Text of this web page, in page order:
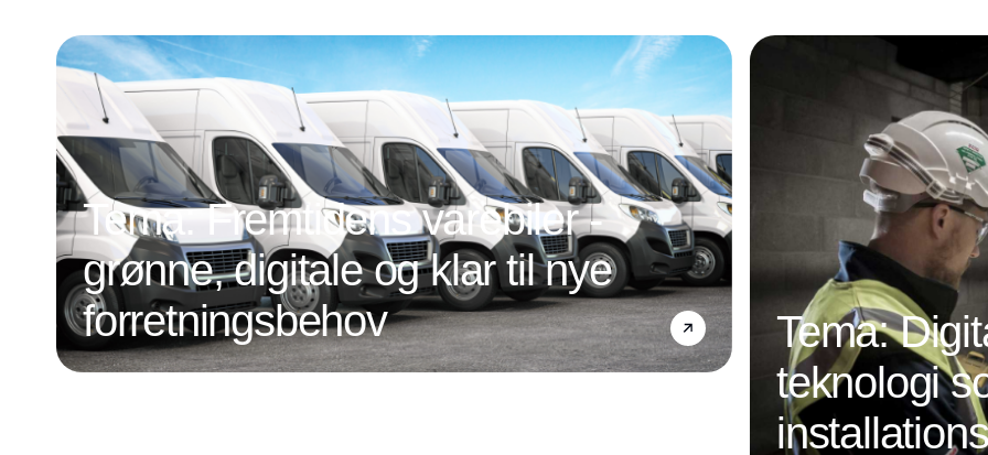
Instruments i Sønderborg, i tæt samarbejde
med lysdesigner (Sweco Denmark), arkitekter
(Arkitema, Aarhus) og installatør (Haderslev
El-Teknik).
Tema: Fremtidens varebiler -
grønne, digitale og klar til nye
forretningsbehov
Tema:
teknologi